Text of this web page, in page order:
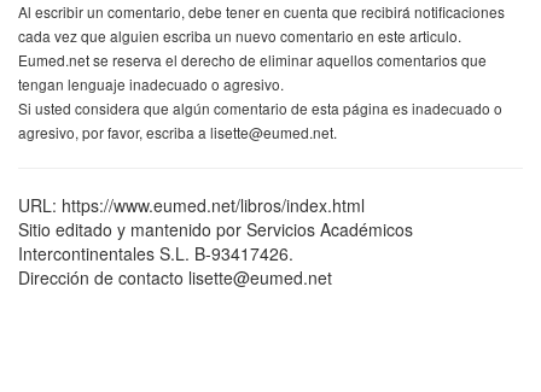
Al escribir un comentario, debe tener en cuenta que recibirá notificaciones
cada vez que alguien escriba un nuevo comentario en este articulo.
Eumed.net se reserva el derecho de eliminar aquellos comentarios que
tengan lenguaje inadecuado o agresivo.
Si usted considera que algún comentario de esta página es inadecuado o
agresivo, por favor, escriba a lisette@eumed.net.
URL: https://www.eumed.net/libros/index.html
Sitio editado y mantenido por Servicios Académicos
Intercontinentales S.L. B-93417426.
Dirección de contacto lisette@eumed.net